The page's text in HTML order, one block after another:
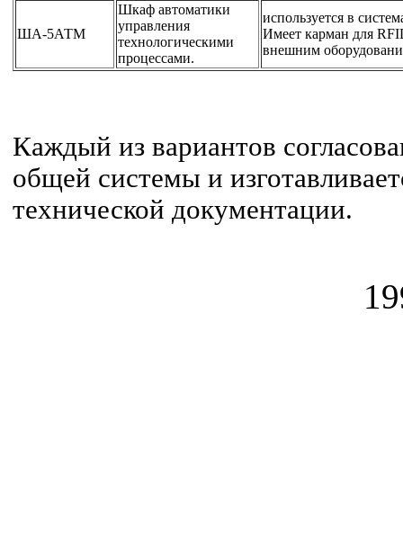
ША-5АТМ
Шкаф автоматики
управления
технологическими
процессами.
используется в
Имеет карман для
внешним
Каждый из вариантов
общей системы и
технической документации.